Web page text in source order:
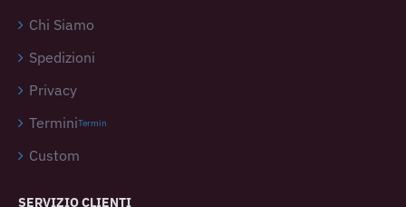
Chi Siamo
Spedizioni
Privacy
TerminiTermin
Custom
SERVIZIO CLIENTI